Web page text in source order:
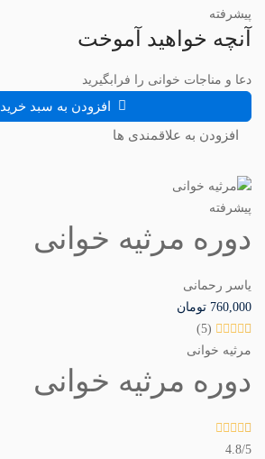
پیشرفته
آنچه خواهید آموخت
دعا و مناجات خوانی را فرابگیرید
افزودن به سبد خرید
افزودن به علاقمندی ها
پیشرفته
دوره مرثیه خوانی
یاسر رحمانی
760,000 تومان
(5)
مرثیه خوانی
دوره مرثیه خوانی
4.8/5